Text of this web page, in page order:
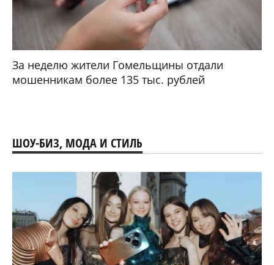
За неделю жители Гомельщины отдали
мошенникам более 135 тыс. рублей
ШОУ-БИЗ, МОДА И СТИЛЬ